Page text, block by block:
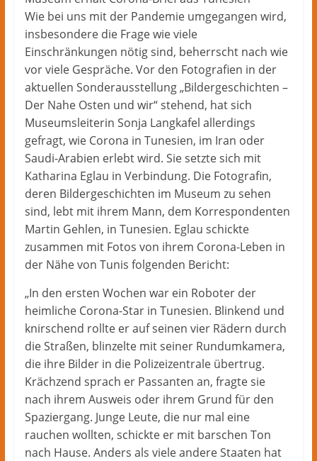
Wie bei uns mit der Pandemie umgegangen wird,
insbesondere die Frage wie viele
Einschränkungen nötig sind, beherrscht nach wie
vor viele Gespräche. Vor den Fotografien in der
aktuellen Sonderausstellung „Bildergeschichten –
Der Nahe Osten und wir“ stehend, hat sich
Museumsleiterin Sonja Langkafel allerdings
gefragt, wie Corona in Tunesien, im Iran oder
Saudi-Arabien erlebt wird. Sie setzte sich mit
Katharina Eglau in Verbindung. Die Fotografin,
deren Bildergeschichten im Museum zu sehen
sind, lebt mit ihrem Mann, dem Korrespondenten
Martin Gehlen, in Tunesien. Eglau schickte
zusammen mit Fotos von ihrem Corona-Leben in
der Nähe von Tunis folgenden Bericht:
„In den ersten Wochen war ein Roboter der
heimliche Corona-Star in Tunesien. Blinkend und
knirschend rollte er auf seinen vier Rädern durch
die Straßen, blinzelte mit seiner Rundumkamera,
die ihre Bilder in die Polizeizentrale übertrug.
Krächzend sprach er Passanten an, fragte sie
nach ihrem Ausweis oder ihrem Grund für den
Spaziergang. Junge Leute, die nur mal eine
rauchen wollten, schickte er mit barschen Ton
nach Hause. Anders als viele andere Staaten hat